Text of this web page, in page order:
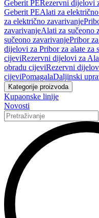
Geberit PERezervni dijelovi
Geberit PEAlati za
za električno zavarivanje
zavarivanjeAlati za sučeono
sučeono zavarivanjePribor
dijelovi za Pribor za alate za
cijeviRezervni dijelovi za
obradu cijeviRezervni
cijeviPomagalaDaljinski
Kategorije proizvoda
Kupaonske linije
Novosti